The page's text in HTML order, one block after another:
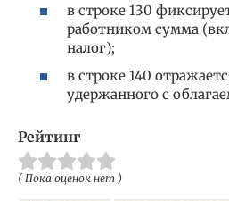
в строке 130
работником сумма
налог);
в строке 140
удержанного с
Рейтинг
( Пока оценок нет )